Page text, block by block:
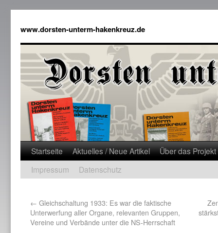
www.dorsten-unterm-hakenkreuz.de
Startseite Aktuelles / Neue Artikel
Über das Projekt
Impressum
Datenschutz
← Gleichschaltung 1933: Es war die faktische
Unterwerfung aller Organe, relevanten Gruppen,
Vereine und Verbände unter die NS-Herrschaft